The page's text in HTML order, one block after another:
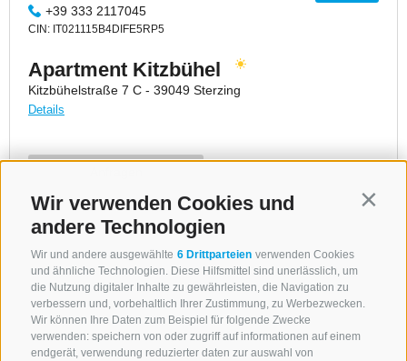
Wir verwenden Cookies und
andere Technologien
Wir und andere ausgewählte 6 Drittparteien verwenden Cookies
und ähnliche Technologien. Diese Hilfsmittel sind unerlässlich, um
die Nutzung digitaler Inhalte zu gewährleisten, die Navigation zu
verbessern und, vorbehaltlich Ihrer Zustimmung, zu Werbezwecken.
Wir können Ihre Daten zum Beispiel für folgende Zwecke
verwenden: speichern von oder zugriff auf informationen auf einem
endgerät, verwendung reduzierter daten zur auswahl von